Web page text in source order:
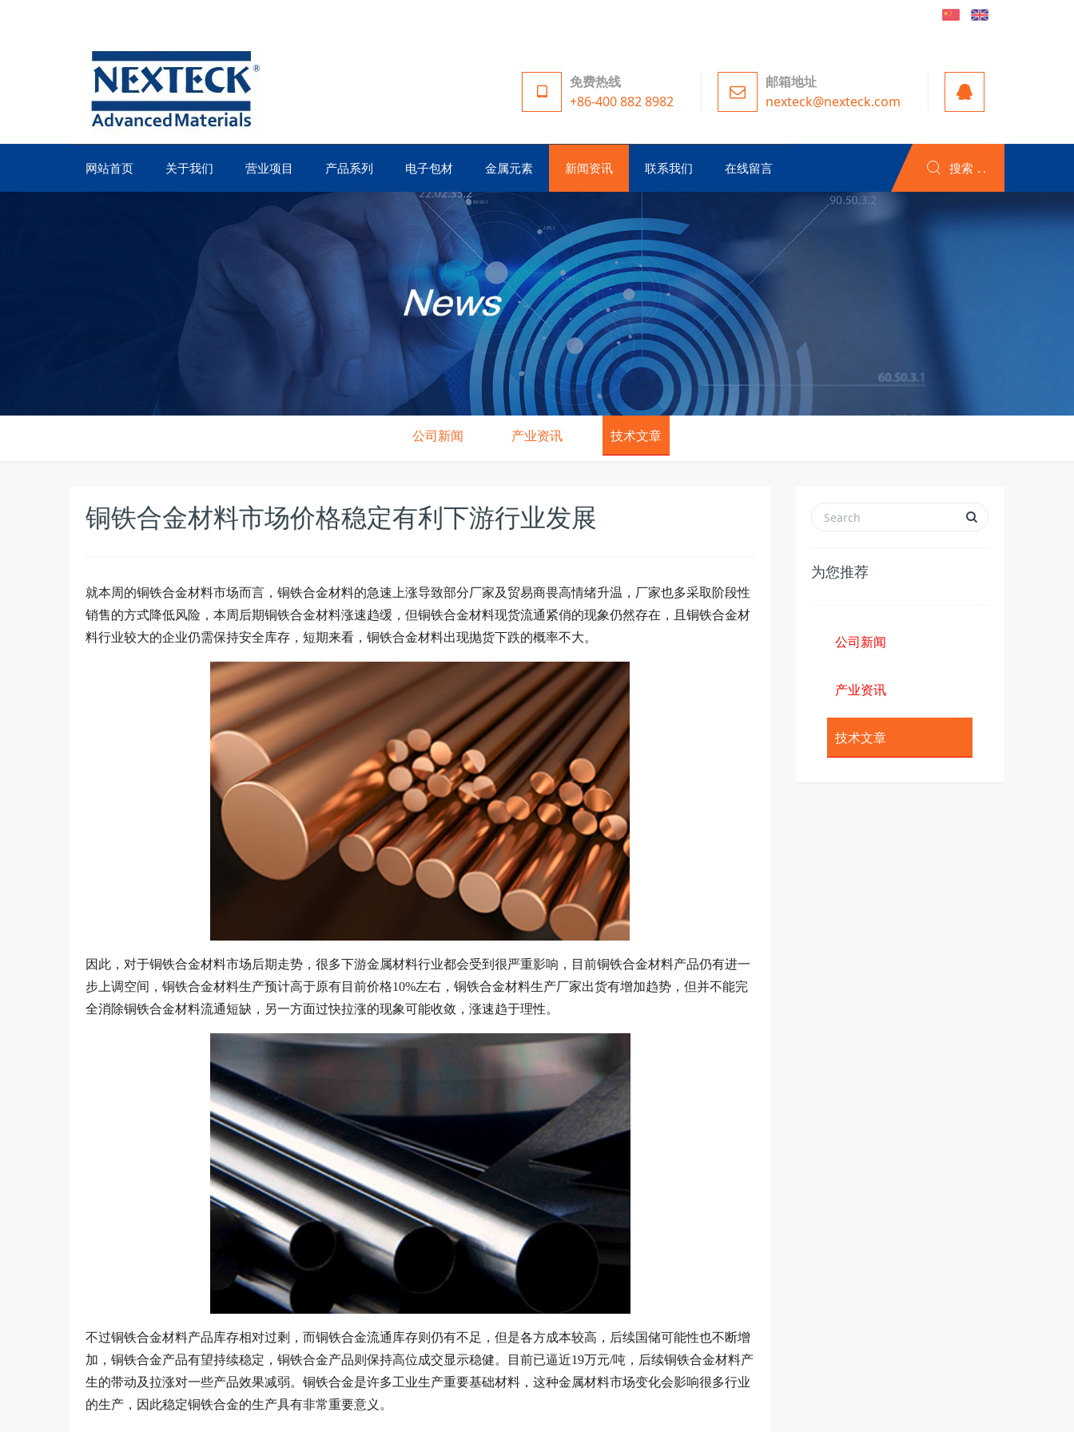
免费热线
+86-400 882 8982
邮箱地址
nexteck@nexteck.com
网站首页 关于我们 营业项目 产品系列 电子包材 金属元素 新闻资讯 联系我们 在线留言 搜索
公司新闻 产业资讯 技术文章
铜铁合金材料市场价格稳定有利下游行业发展
就本周的铜铁合金材料市场而言，铜铁合金材料的急速上涨导致部分厂家及贸易商畏高情绪升温，厂家也多采取阶段性
销售的方式降低风险，本周后期铜铁合金材料涨速趋缓，但铜铁合金材料现货流通紧俏的现象仍然存在，且铜铁合金材
料行业较大的企业仍需保持安全库存，短期来看，铜铁合金材料出现抛货下跌的概率不大。
因此，对于铜铁合金材料市场后期走势，很多下游金属材料行业都会受到很严重影响，目前铜铁合金材料产品仍有进一
步上调空间，铜铁合金材料生产预计高于原有目前价格10%左右，铜铁合金材料生产厂家出货有增加趋势，但并不能完
全消除铜铁合金材料流通短缺，另一方面过快拉涨的现象可能收敛，涨速趋于理性。
不过铜铁合金材料产品库存相对过剩，而铜铁合金流通库存则仍有不足，但是各方成本较高，后续国储可能性也不断增
加，铜铁合金产品有望持续稳定，铜铁合金产品则保持高位成交显示稳健。目前已逼近19万元/吨，后续铜铁合金材料产
生的带动及拉涨对一些产品效果减弱。铜铁合金是许多工业生产重要基础材料，这种金属材料市场变化会影响很多行业
的生产，因此稳定铜铁合金的生产具有非常重要意义。
为您推荐
公司新闻
产业资讯
技术文章